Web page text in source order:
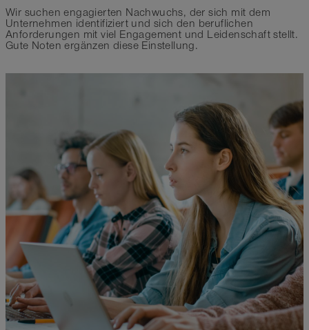
Wir suchen engagierten Nachwuchs, der sich mit dem
Unternehmen identifiziert und sich den beruflichen
Anforderungen mit viel Engagement und Leidenschaft stellt.
Gute Noten ergänzen diese Einstellung.